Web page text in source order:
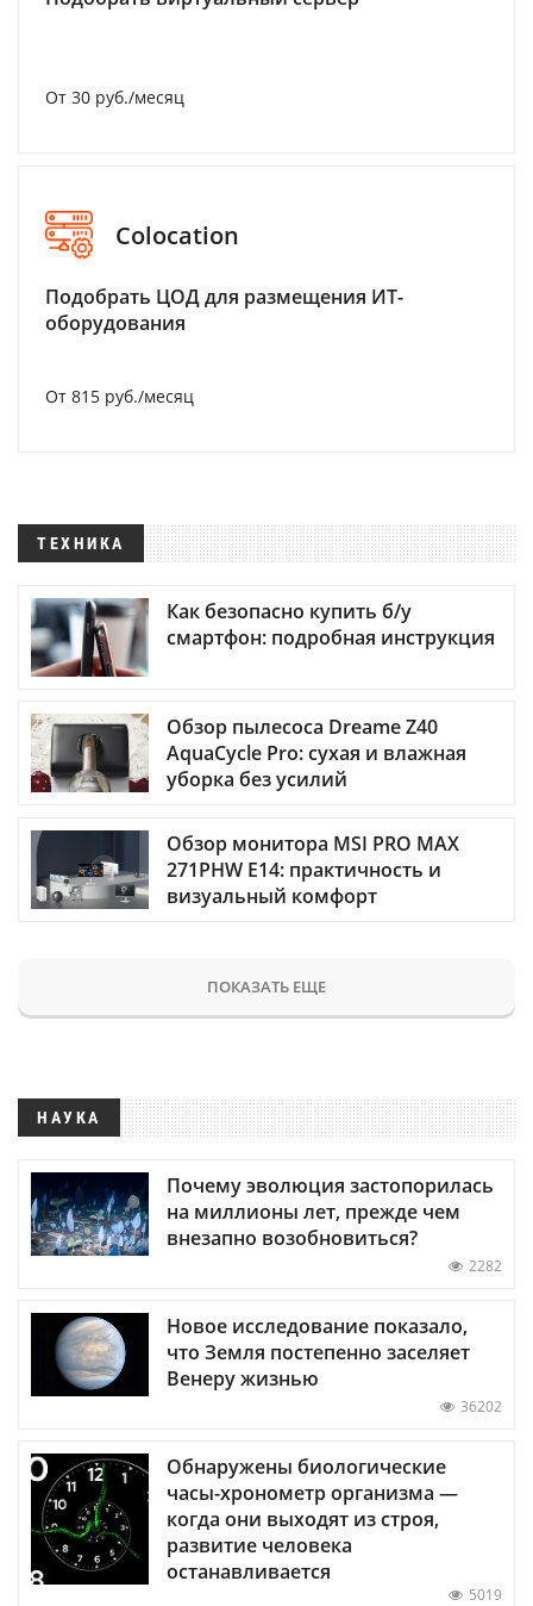
От 30 руб./месяц
Colocation
Подобрать ЦОД для размещения ИТ-
оборудования
От 815 руб./месяц
ТЕХНИКА
Как безопасно купить б/у
смартфон: подробная инструкция
Обзор пылесоса Dreame Z40
AquaCycle Pro: сухая и влажная
уборка без усилий
Обзор монитора MSI PRO MAX
271PHW E14: практичность и
визуальный комфорт
ПОКАЗАТЬ ЕЩЕ
НАУКА
Почему эволюция застопорилась
на миллионы лет, прежде чем
внезапно возобновиться?
2282
Новое исследование показало,
что Земля постепенно заселяет
Венеру жизнью
36202
Обнаружены биологические
часы-хронометр организма —
когда они выходят из строя,
развитие человека
останавливается
5019